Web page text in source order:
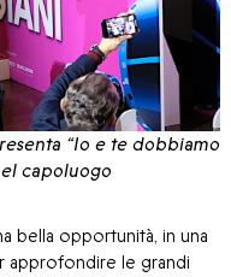
“Io e te dobbiamo
capoluogo
bella opportunità, in una
approfondire le grandi